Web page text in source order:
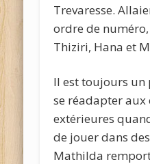
Trevaresse.
ordre de numéro,
Thiziri, Hana et
Il est toujours un
se réadapter aux
extérieures
de jouer dans
Mathilda